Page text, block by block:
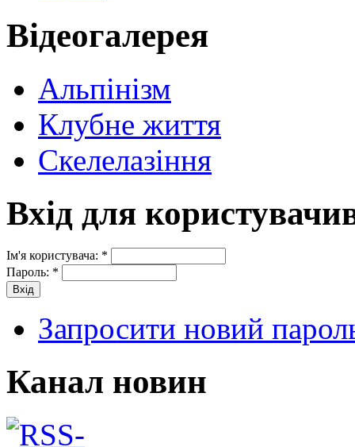
Відеогалерея
Альпінізм
Клубне життя
Скелелазіння
Вхід для
Ім'я користувача: *
Пароль: *
Запросити новий
Канал новин